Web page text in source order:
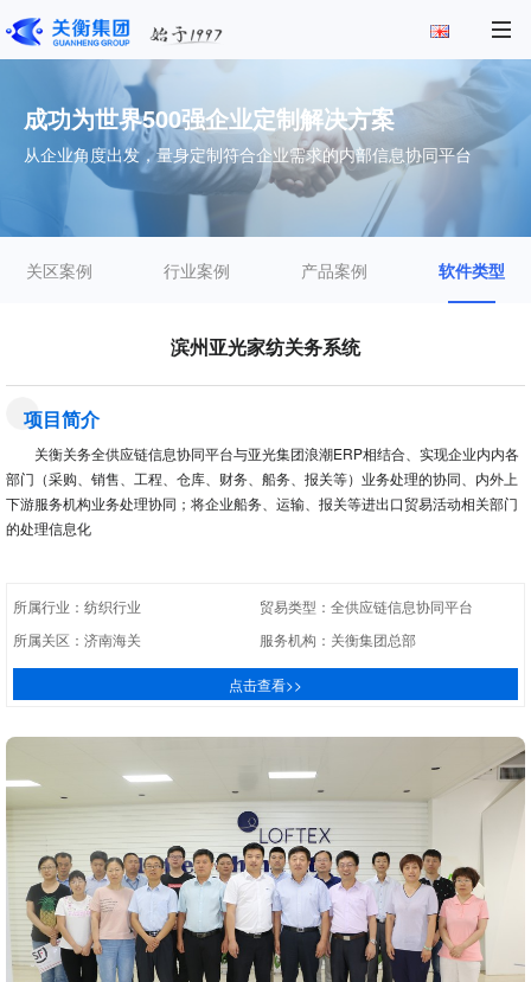
成功为世界500强企业定制解决方案
从企业角度出发，量身定制符合企业需求的内部信息协同平台
关区案例 行业案例 产品案例 软件类型
滨州亚光家纺关务系统
项目简介
关衡关务全供应链信息协同平台与亚光集团浪潮ERP相结合、实现企业内内各
部门（采购、销售、工程、仓库、财务、船务、报关等）业务处理的协同、内外上
下游服务机构业务处理协同；将企业船务、运输、报关等进出口贸易活动相关部门
的处理信息化
所属行业：纺织行业
贸易类型：全供应链信息协同平台
所属关区：济南海关
服务机构：关衡集团总部
点击查看>>